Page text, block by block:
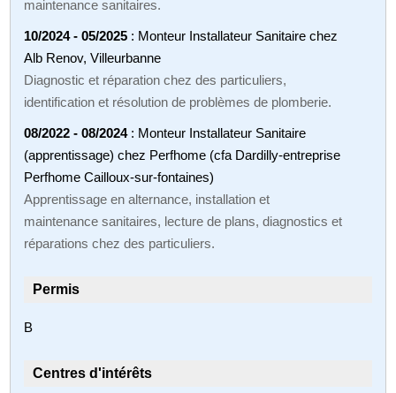
maintenance sanitaires.
10/2024 - 05/2025 : Monteur Installateur Sanitaire chez
Alb Renov, Villeurbanne
Diagnostic et réparation chez des particuliers,
identification et résolution de problèmes de plomberie.
08/2022 - 08/2024: Monteur Installateur Sanitaire
(apprentissage) chez Perfhome (cfa Dardilly‑entreprise
Perfhome Cailloux‑sur‑fontaines)
Apprentissage en alternance, installation et
maintenance sanitaires, lecture de plans, diagnostics et
réparations chez des particuliers.
Permis
B
Centres d'intérêts